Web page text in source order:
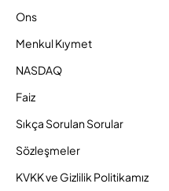
Ons
Menkul Kıymet
NASDAQ
Faiz
Sıkça Sorulan Sorular
Sözleşmeler
KVKK ve Gizlilik Politikamız